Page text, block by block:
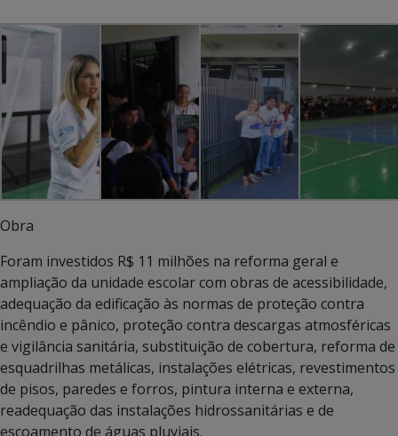
Obra
Foram investidos R$ 11 milhões na reforma geral e
ampliação da unidade escolar com obras de acessibilidade,
adequação da edificação às normas de proteção contra
incêndio e pânico, proteção contra descargas atmosféricas
e vigilância sanitária, substituição de cobertura, reforma de
esquadrilhas metálicas, instalações elétricas, revestimentos
de pisos, paredes e forros, pintura interna e externa,
readequação das instalações hidrossanitárias e de
escoamento de águas pluviais.